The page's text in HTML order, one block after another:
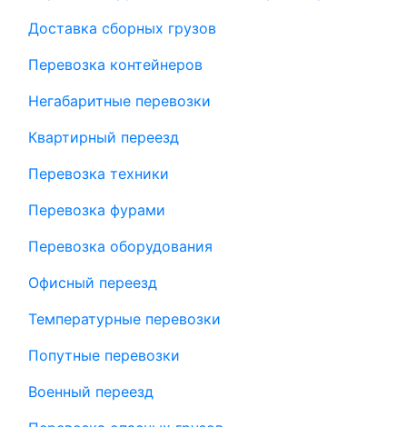
Доставка сборных грузов
Перевозка контейнеров
Негабаритные перевозки
Квартирный переезд
Перевозка техники
Перевозка фурами
Перевозка оборудования
Офисный переезд
Температурные перевозки
Попутные перевозки
Военный переезд